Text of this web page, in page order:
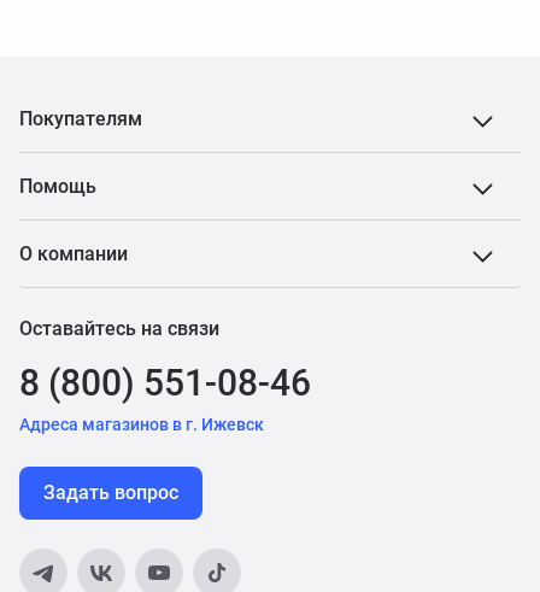
Покупателям
Помощь
О компании
Оставайтесь на связи
8 (800) 551-08-46
Адреса магазинов в г. Ижевск
Задать вопрос